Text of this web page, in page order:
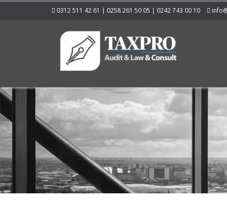
0312 511 42 61 | 0258 261 50 05 | 0242 743 00 10